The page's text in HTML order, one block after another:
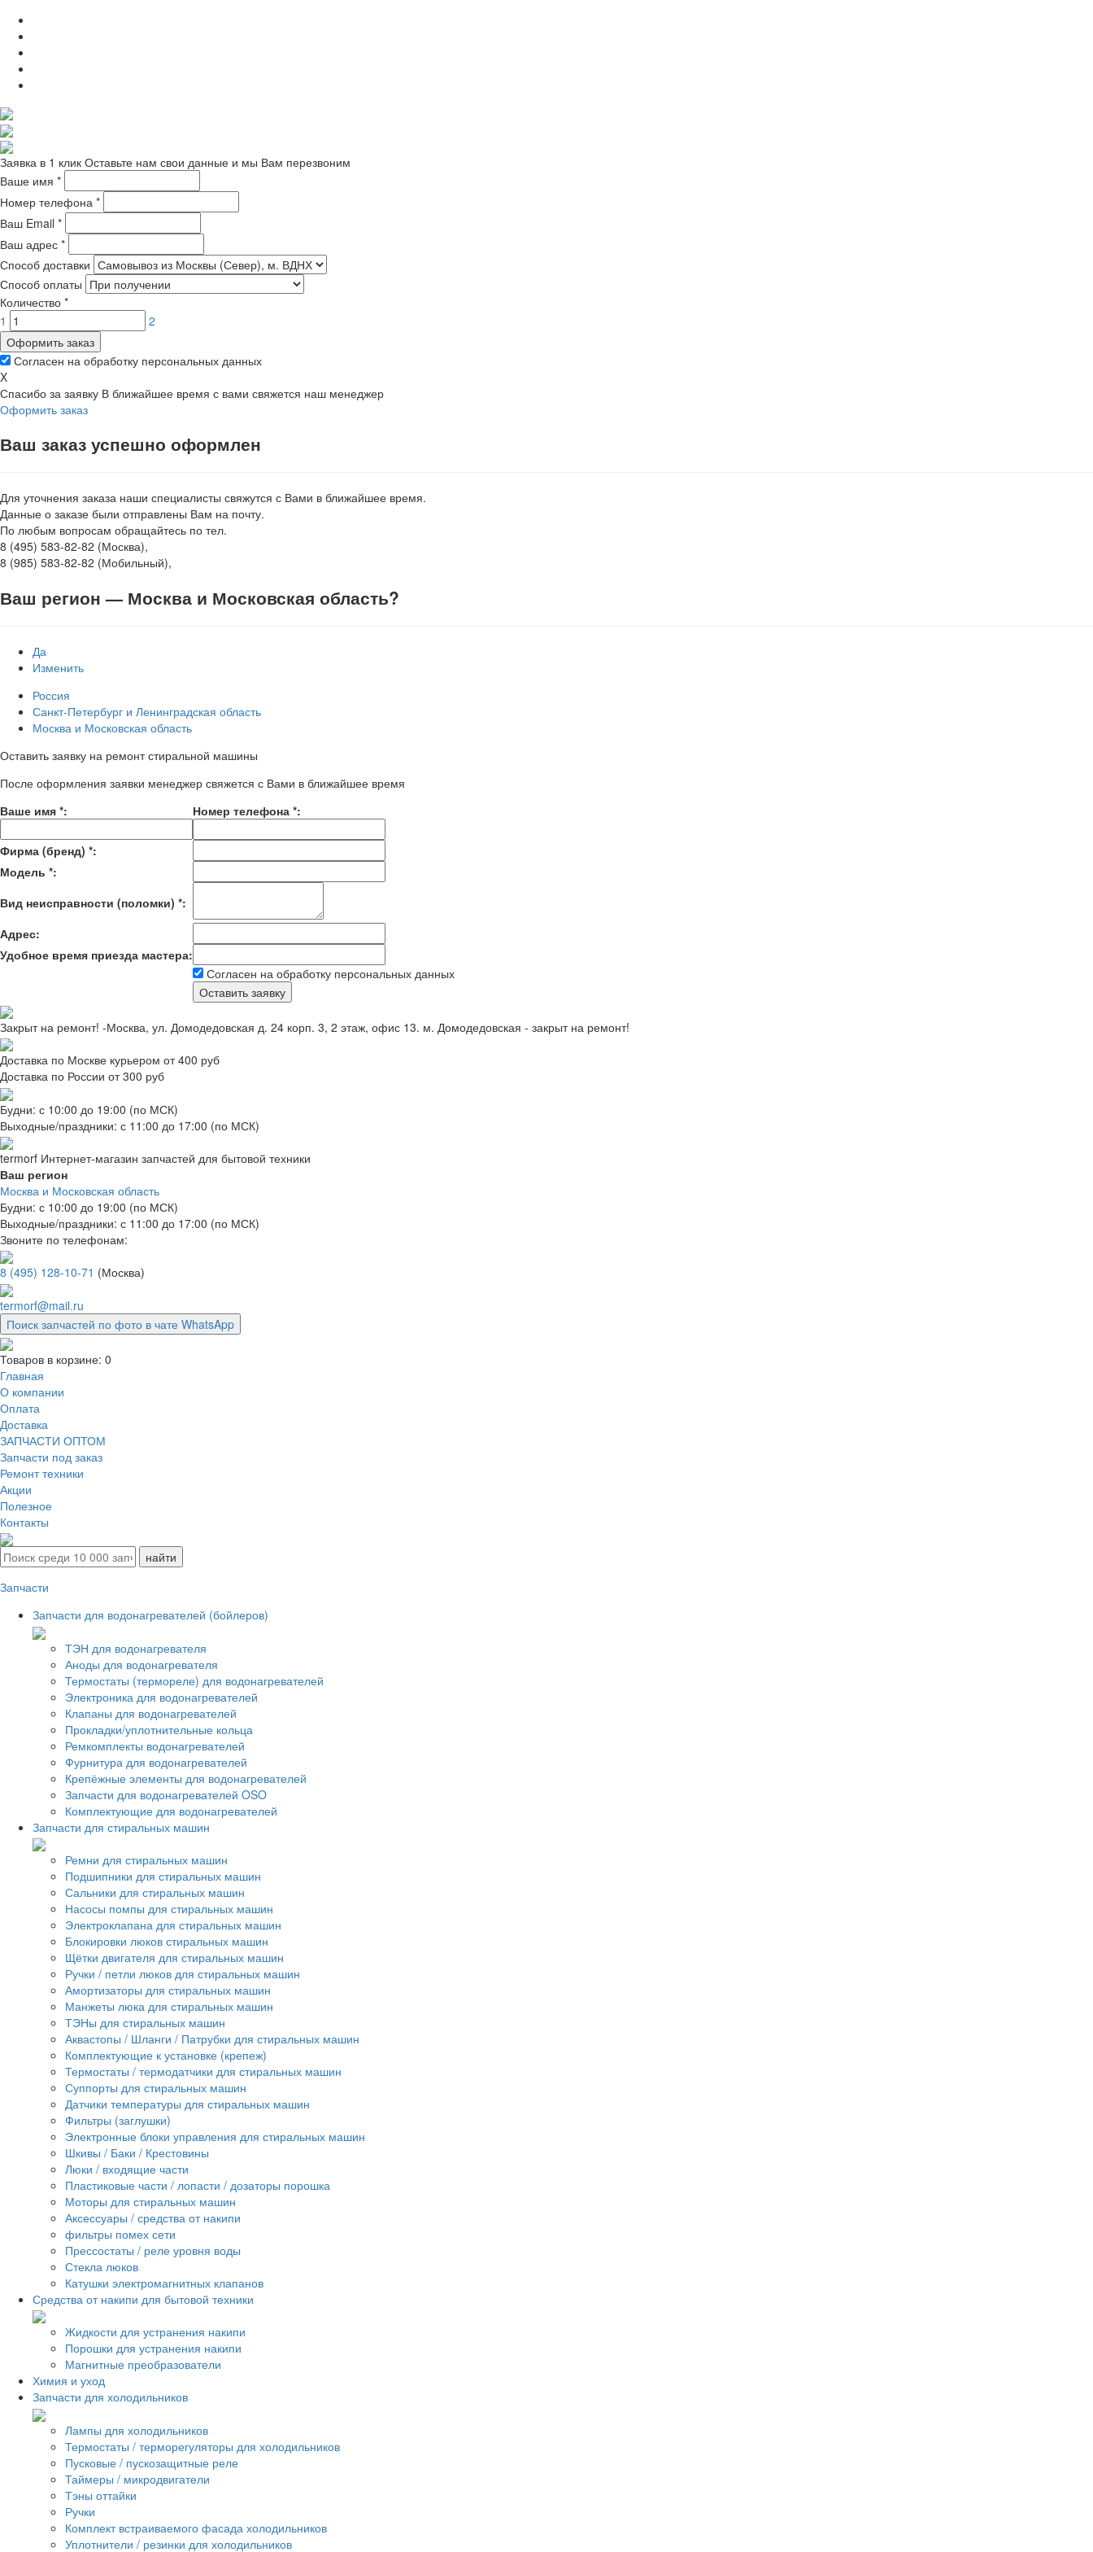
Заявка в 1 клик Оставьте нам свои данные и мы Вам перезвоним
Ваше имя *
Номер телефона *
Ваш Email *
Ваш адрес *
Способ доставки
Способ оплаты
Количество *
1
2
Оформить заказ
Согласен на обработку персональных данных
X
Спасибо за заявку В ближайшее время с вами свяжется наш менеджер
Оформить заказ
Ваш заказ успешно оформлен
Для уточнения заказа наши специалисты свяжутся с Вами в ближайшее время.
Данные о заказе были отправлены Вам на почту.
По любым вопросам обращайтесь по тел.
8 (495) 583-82-82 (Москва),
8 (985) 583-82-82 (Мобильный),
Ваш регион — Москва и Московская область?
Да
Изменить
Россия
Санкт-Петербург и Ленинградская область
Москва и Московская область
Оставить заявку на ремонт стиральной машины
После оформления заявки менеджер свяжется с Вами в ближайшее время
Ваше имя *: Номер телефона *:
Фирма (бренд) *:
Модель *:
Вид неисправности (поломки) *:
Адрес:
Удобное время приезда мастера:
Согласен на обработку персональных данных
Закрыт на ремонт! -Москва, ул. Домодедовская д. 24 корп. 3, 2 этаж, офис 13. м. Домодедовская - закрыт на ремонт!
Доставка по Москве курьером от 400 руб
Доставка по России от 300 руб
Будни: с 10:00 до 19:00 (по МСК)
Выходные/праздники: с 11:00 до 17:00 (по МСК)
termorf Интернет-магазин запчастей для бытовой техники
Ваш регион
Москва и Московская область
Будни: с 10:00 до 19:00 (по МСК)
Выходные/праздники: с 11:00 до 17:00 (по МСК)
Звоните по телефонам:
8 (495) 128-10-71 (Москва)
termorf@mail.ru
Поиск запчастей по фото в чате WhatsApp
Товаров в корзине: 0
Главная
О компании
Оплата
Доставка
ЗАПЧАСТИ ОПТОМ
Запчасти под заказ
Ремонт техники
Акции
Полезное
Контакты
Запчасти
Запчасти для водонагревателей (бойлеров)
ТЭН для водонагревателя
Аноды для водонагревателя
Термостаты (термореле) для водонагревателей
Электроника для водонагревателей
Клапаны для водонагревателей
Прокладки/уплотнительные кольца
Ремкомплекты водонагревателей
Фурнитура для водонагревателей
Крепёжные элементы для водонагревателей
Запчасти для водонагревателей OSO
Комплектующие для водонагревателей
Запчасти для стиральных машин
Ремни для стиральных машин
Подшипники для стиральных машин
Сальники для стиральных машин
Насосы помпы для стиральных машин
Электроклапана для стиральных машин
Блокировки люков стиральных машин
Щётки двигателя для стиральных машин
Ручки / петли люков для стиральных машин
Амортизаторы для стиральных машин
Манжеты люка для стиральных машин
ТЭНы для стиральных машин
Аквастопы / Шланги / Патрубки для стиральных машин
Комплектующие к установке (крепеж)
Термостаты / термодатчики для стиральных машин
Суппорты для стиральных машин
Датчики температуры для стиральных машин
Фильтры (заглушки)
Электронные блоки управления для стиральных машин
Шкивы / Баки / Крестовины
Люки / входящие части
Пластиковые части / лопасти / дозаторы порошка
Моторы для стиральных машин
Аксессуары / средства от накипи
фильтры помех сети
Прессостаты / реле уровня воды
Стекла люков
Катушки электромагнитных клапанов
Средства от накипи для бытовой техники
Жидкости для устранения накипи
Порошки для устранения накипи
Магнитные преобразователи
Химия и уход
Запчасти для холодильников
Лампы для холодильников
Термостаты / терморегуляторы для холодильников
Пусковые / пускозащитные реле
Таймеры / микродвигатели
Тэны оттайки
Ручки
Комплект встраиваемого фасада холодильников
Уплотнители / резинки для холодильников